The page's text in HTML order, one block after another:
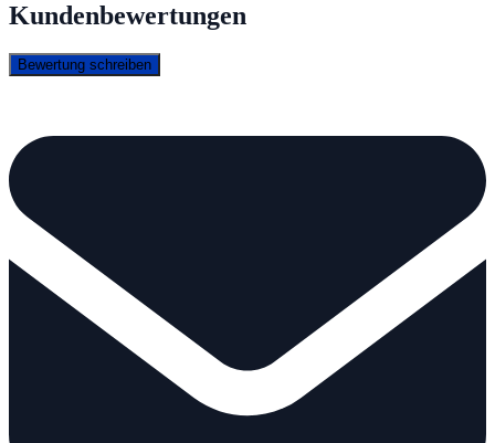
Kundenbewertungen
Bewertung schreiben